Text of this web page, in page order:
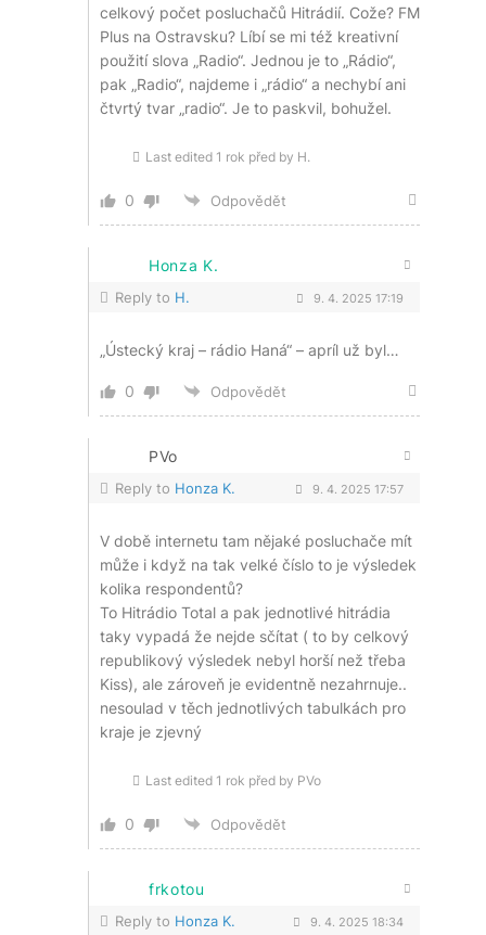
celkový počet posluchačů Hitrádií. Cože? FM
Plus na Ostravsku? Líbí se mi též kreativní
použití slova „Radio“. Jednou je to „Rádio“,
pak „Radio“, najdeme i „rádio“ a nechybí ani
čtvrtý tvar „radio“. Je to paskvil, bohužel.
Last edited 1 rok před by H.
0 Odpovědět
Honza K.
Reply to H. 9. 4. 2025 17:19
„Ústecký kraj – rádio Haná“ – apríl už byl…
0 Odpovědět
PVo
Reply to Honza K. 9. 4. 2025 17:57
V době internetu tam nějaké posluchače mít
může i když na tak velké číslo to je výsledek
kolika respondentů?
To Hitrádio Total a pak jednotlivé hitrádia
taky vypadá že nejde sčítat ( to by celkový
republikový výsledek nebyl horší než třeba
Kiss), ale zároveň je evidentně nezahrnuje..
nesoulad v těch jednotlivých tabulkách pro
kraje je zjevný
Last edited 1 rok před by PVo
0 Odpovědět
frkotou
Reply to Honza K. 9. 4. 2025 18:34